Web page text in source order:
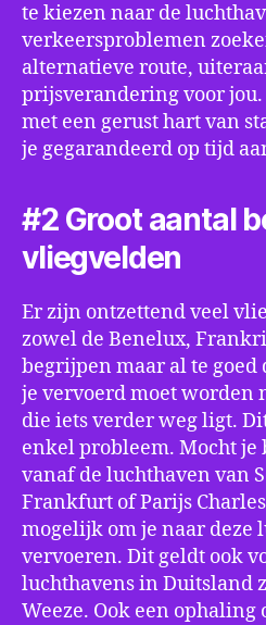
te kiezen naar de
verkeersproblemen
alternatieve route,
prijsverandering voor
met een gerust hart van
je gegarandeerd op tijd
#2 Groot aantal
vliegvelden
Er zijn ontzettend veel
zowel de Benelux,
begrijpen maar al te
je vervoerd moet worden
die iets verder weg ligt.
enkel probleem. Mocht
vanaf de luchthaven van
Frankfurt of Parijs
mogelijk om je naar deze
vervoeren. Dit geldt ook
luchthavens in Duitsland
Weeze. Ook een ophaling